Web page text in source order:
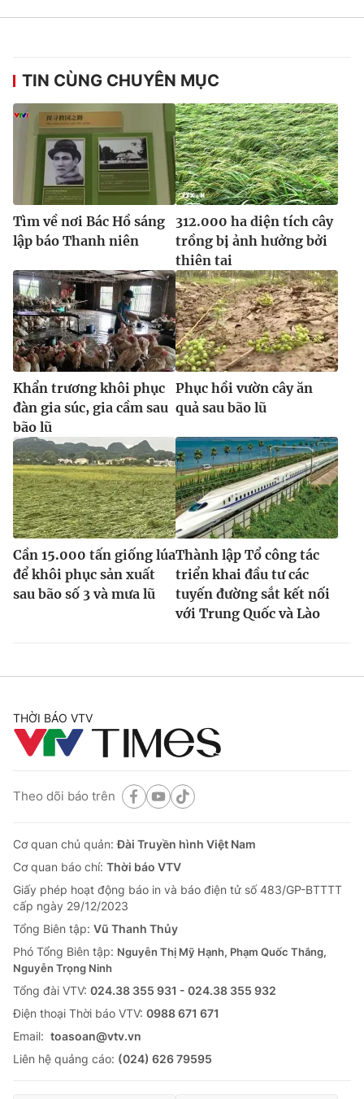
Ðiện thoại Thời báo VTV:024.66 897 897
® Cấm sao chép dưới mọi hình thức nếu không có sự chấp
thuận bằng văn bản. Ghi rõ nguồn VTV.vn khi phát hành lại
thông tin từ website này.
TIN CÙNG CHUYÊN MỤC
Tìm về nơi Bác Hồ sáng
lập báo Thanh niên
312.000 ha diện tích cây
trồng bị ảnh hưởng bởi
thiên tai
Khẩn trương khôi phục
đàn gia súc, gia cầm sau
bão lũ
Phục hồi vườn cây ăn
quả sau bão lũ
Cần 15.000 tấn giống lúa
để khôi phục sản xuất
sau bão số 3 và mưa lũ
Thành lập Tổ công tác
triển khai đầu tư các
tuyến đường sắt kết nối
với Trung Quốc và Lào
THỜI BÁO VTV
Theo dõi báo trên
Cơ quan chủ quản:Đài Truyền hình Việt Nam
Cơ quan báo chí: Thời báo VTV
Giấy phép hoạt động báo in và báo điện tử số 483/GP-BTTTT
cấp ngày 29/12/2023
Tổng Biên tập: Vũ Thanh Thủy
Phó Tổng Biên tập: Nguyễn Thị Mỹ Hạnh, Phạm Quốc Thắng,
Nguyễn Trọng Ninh
Tổng đài VTV: 024.38 355 931 - 024.38 355 932
Ðiện thoại Thời báo VTV: 0988 671 671
Email: toasoan@vtv.vn
Liên hệ quảng cáo: (024) 626 79595